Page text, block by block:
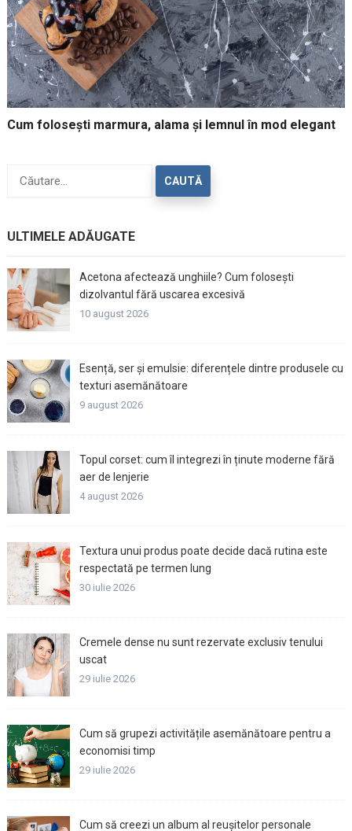
Cum folosești marmura, alama și lemnul în mod elegant
după:
ULTIMELE ADĂUGATE
Acetona afectează unghiile? Cum folosești
dizolvantul fără uscarea excesivă
10 august 2026
Esență, ser și emulsie: diferențele dintre produsele cu
texturi asemănătoare
9 august 2026
Topul corset: cum îl integrezi în ținute moderne fără
aer de lenjerie
4 august 2026
Textura unui produs poate decide dacă rutina este
respectată pe termen lung
30 iulie 2026
Cremele dense nu sunt rezervate exclusiv tenului
uscat
29 iulie 2026
Cum să grupezi activitățile asemănătoare pentru a
economisi timp
29 iulie 2026
Cum să creezi un album al reușitelor personale